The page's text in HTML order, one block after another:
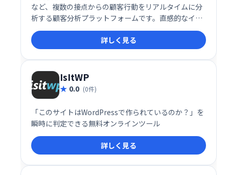
など、複数の接点からの顧客行動をリアルタイムに分
析する顧客分析プラットフォームです。直感的なイン
ターフェースで顧客の行動を理解し、効率的な顧客プ
ロファイルを作成できます。様々なデータソースを統
合し、顧客の行動を常に把握することで、より効果的
な顧客対応を実現します。
詳しく見る
IsItWP
0.0 (0件)
「このサイトはWordPressで作られているのか？」を
瞬時に判定できる無料オンラインツール
詳しく見る